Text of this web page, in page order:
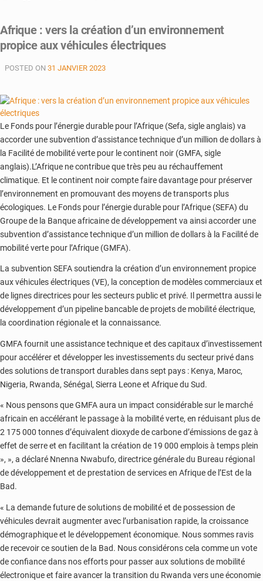
Leone
Casques
Afrique : vers la création d’un environnement
propice aux véhicules électriques
POSTED ON 31 JANVIER 2023
Le Fonds pour l’énergie durable pour l’Afrique (Sefa, sigle anglais) va
accorder une subvention d’assistance technique d’un million de dollars à
la Facilité de mobilité verte pour le continent noir (GMFA, sigle
anglais).L’Afrique ne contribue que très peu au réchauffement
climatique. Et le continent noir compte faire davantage pour préserver
l’environnement en promouvant des moyens de transports plus
écologiques. Le Fonds pour l’énergie durable pour l’Afrique (SEFA) du
Groupe de la Banque africaine de développement va ainsi accorder une
subvention d’assistance technique d’un million de dollars à la Facilité de
mobilité verte pour l’Afrique (GMFA).
La subvention SEFA soutiendra la création d’un environnement propice
aux véhicules électriques (VE), la conception de modèles commerciaux et
de lignes directrices pour les secteurs public et privé. Il permettra aussi le
développement d’un pipeline bancable de projets de mobilité électrique,
la coordination régionale et la connaissance.
GMFA fournit une assistance technique et des capitaux d’investissement
pour accélérer et développer les investissements du secteur privé dans
des solutions de transport durables dans sept pays : Kenya, Maroc,
Nigeria, Rwanda, Sénégal, Sierra Leone et Afrique du Sud.
« Nous pensons que GMFA aura un impact considérable sur le marché
africain en accélérant le passage à la mobilité verte, en réduisant plus de
2 175 000 tonnes d’équivalent dioxyde de carbone d’émissions de gaz à
effet de serre et en facilitant la création de 19 000 emplois à temps plein
», », a déclaré Nnenna Nwabufo, directrice générale du Bureau régional
de développement et de prestation de services en Afrique de l’Est de la
Bad.
« La demande future de solutions de mobilité et de possession de
véhicules devrait augmenter avec l’urbanisation rapide, la croissance
démographique et le développement économique. Nous sommes ravis
de recevoir ce soutien de la Bad. Nous considérons cela comme un vote
de confiance dans nos efforts pour passer aux solutions de mobilité
électronique et faire avancer la transition du Rwanda vers une économie